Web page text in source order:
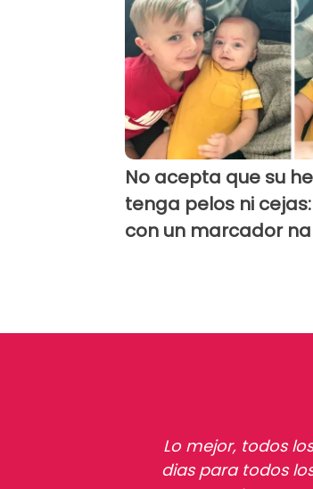
No acepta que su
tenga pelos ni
con un marcador
Lo mejor, todos los
dias para todos